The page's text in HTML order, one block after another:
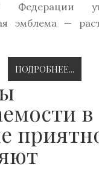
Федерации
эмблема —
ПОДРОБНЕЕ...
в